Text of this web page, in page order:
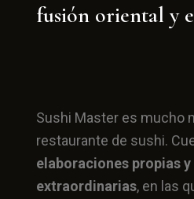
fusión oriental y
Sushi Master es mucho
restaurante de sushi.
elaboraciones propias
extraordinarias, en las